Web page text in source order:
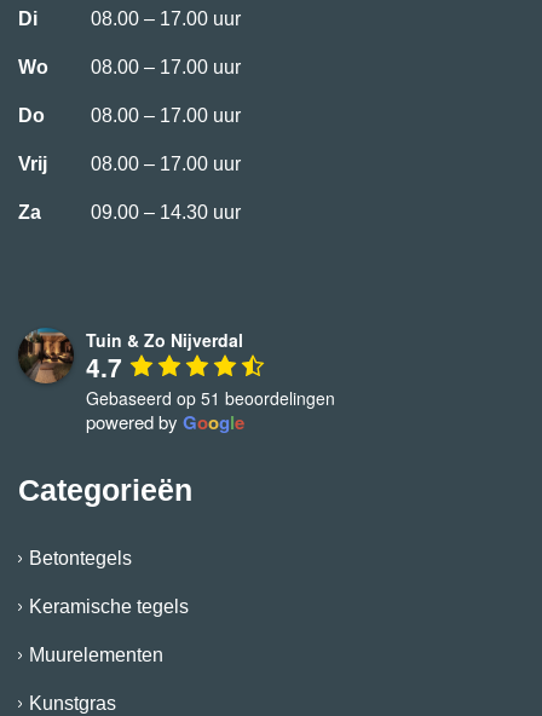
Di 08.00 – 17.00 uur
Wo 08.00 – 17.00 uur
Do 08.00 – 17.00 uur
Vrij 08.00 – 17.00 uur
Za 09.00 – 14.30 uur
Tuin & Zo Nijverdal
4.7
Gebaseerd op 51 beoordelingen
powered by Google
Categorieën
Betontegels
Keramische tegels
Muurelementen
Kunstgras